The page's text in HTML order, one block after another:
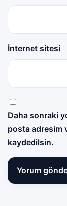
İnternet sitesi
Daha sonraki
posta adresim
kaydedilsin.